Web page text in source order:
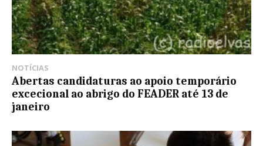
NOTÍCIAS
Abertas candidaturas ao apoio temporário
excecional ao abrigo do FEADER até 13 de
janeiro